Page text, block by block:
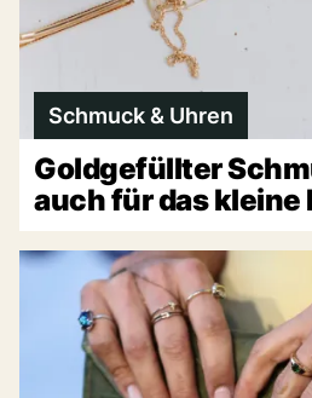
Schmuck & Uhren
Goldgefüllter
auch für das kleine